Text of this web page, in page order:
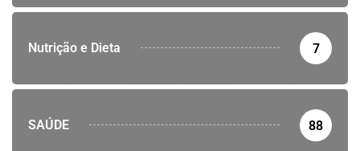
Nutrição e Dieta 7
SAÚDE 88